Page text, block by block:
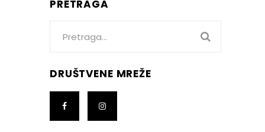
PRETRAGA
DRUŠTVENE MREŽE